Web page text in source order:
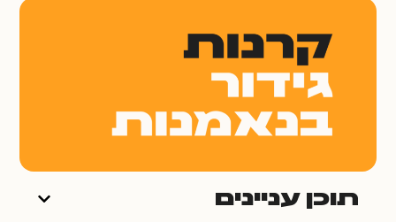
תוכן עניינים